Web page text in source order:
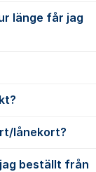
länge får jag
lånekort?
beställt från